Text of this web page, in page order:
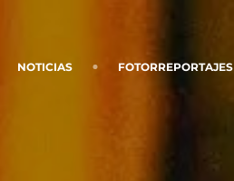
NOTICIAS FOTORREPORTAJES